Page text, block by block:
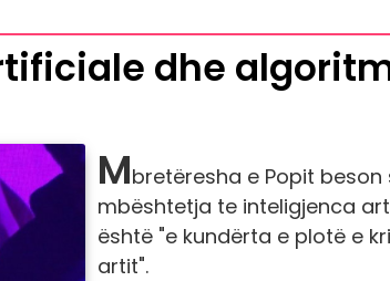
dhe
Mbretëresha e Popit beson
mbështetja te inteligjenca
është "e kundërta e plotë e
artit".